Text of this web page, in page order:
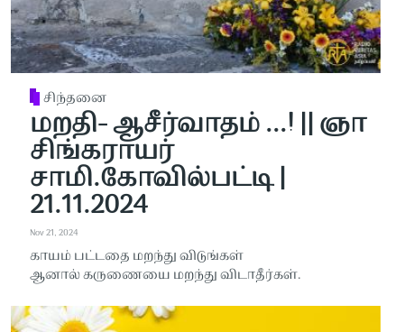
சிந்தனை
மறதி- ஆசீர்வாதம் ...! || ஞா
சிங்கராயர்
சாமி.கோவில்பட்டி |
21.11.2024
Nov 21, 2024
காயம் பட்டதை மறந்து விடுங்கள்
ஆனால் கருணையை மறந்து விடாதீர்கள்.